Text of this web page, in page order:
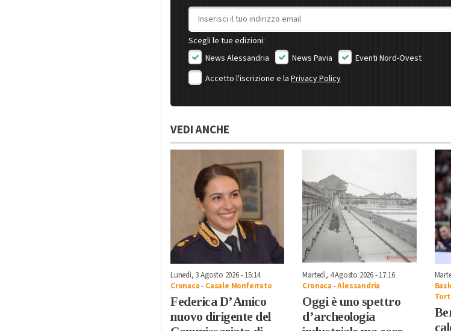
Indirizzo email
Scegli le tue edizioni:
News Alessandria
News Pavia
Eventi Nord-Ovest
Accetto l'iscrizione e la Privacy Policy
VEDI ANCHE
Lunedì, 3 Agosto 2026 - 15:14
Cronaca- Casale Monferrato
Federica D’Amico
nuovo dirigente del
Martedì, 4 Agosto 2026 - 17:16
Cronaca -Alessandria
Oggi è uno spettro
d’archeologia